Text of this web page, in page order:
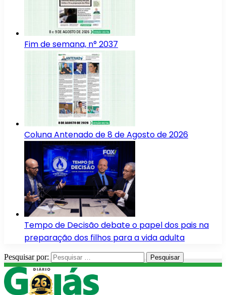
Fim de semana, n° 2037
Coluna Antenado de 8 de Agosto de 2026
Tempo de Decisão debate o papel dos pais na
preparação dos filhos para a vida adulta
Pesquisar por: